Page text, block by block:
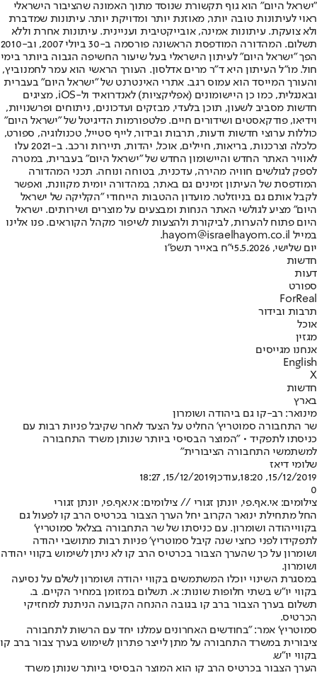
"ישראל היום" הוא גוף תקשורת שנוסד מתוך האמונה שהציבור הישראלי
ראוי לעיתונות טובה יותר, מאוזנת יותר ומדויקת יותר. עיתונות שמדברת
ולא צועקת. עיתונות אמינה, אובייקטיבית ועניינית. עיתונות אחרת וללא
תשלום. המהדורה המודפסת הראשונה פורסמה ב-30 ביולי 2007, וב-2010
הפך "ישראל היום" לעיתון הישראלי בעל שיעור החשיפה הגבוה ביותר בימי
חול. מו"ל העיתון היא ד"ר מרים אדלסון. העורך הראשי הוא עמר לחמנוביץ,
והעורך המייסד הוא עמוס רגב. אתרי האינטרנט של "ישראל היום" בעברית
ובאנגלית, כמו כן היישומונים (אפליקציות) לאנדרואיד ול-iOS, מציגים
חדשות מסביב לשעון, תוכן בלעדי, מבזקים ועדכונים, ניתוחים ופרשנויות,
וידיאו, פודקאסטים ושידורים חיים. פלטפורמות הדיגיטל של "ישראל היום"
כוללות ערוצי חדשות ודעות, תרבות ובידור, לייף סטייל, טכנולוגיה, ספורט,
כלכלה וצרכנות, בריאות, חיילים, אוכל, יהדות, תיירות ורכב. ב-2021 עלו
לאוויר האתר החדש והיישומון החדש של "ישראל היום" בעברית, במטרה
לספק לגולשים חוויה מהירה, עדכנית, בטוחה ונוחה. תכני המהדורה
המודפסת של העיתון זמינים גם באתר, במהדורה יומית מקוונת, ואפשר
לקבל אותם גם בניוזלטר. מועדון ההטבות הייחודי "הקליקה של ישראל
היום" מציע לגולשי האתר הנחות ומבצעים על מוצרים ושירותים. ישראל
היום פתוח להערות, לביקורת ולהצעות לשיפור מקהל הקוראים. פנו אלינו
במייל hayom@israelhayom.co.il.
יום שלישי, 5.5.2026
י"ח באייר תשפ"ו
חדשות
דעות
ספורט
ForReal
תרבות ובידור
אוכל
מגזין
אנחנו מגייסים
English
X
חדשות
בארץ
מינואר: רב-קו גם ביהודה ושומרון
שר התחבורה סמוטריץ' החליט על הצעד לאחר שקיבל פניות רבות עם
כניסתו לתפקיד • "המוצר הבסיסי ביותר שנותן משרד התחבורה
למשתמשי התחבורה הציבורית"
שלומי דיאז
15/12/2019, 18:20
,עודכן15/12/2019, 18:27
0
צילומים: אי.אף.פי, יונתן זגורי // צילומים: אי.אף.פי, יונתן זגורי
החל מתחילת ינואר הקרוב יחל הערך הצבור בכרטיס הרב קו לפעול גם
בקווייהודה ושומרון. עם כניסתו של שר התחבורה בצלאל סמוטריץ'
לתפקידו לפני כחצי שנה קיבל סמוטריץ' פניות רבות מתושבי יהודה
ושומרון על כך שהערך הצבור בכרטיס הרב קו לא ניתן לשימוש בקווי יהודה
ושומרון.
במסגרת השינוי יוכלו המשתמשים בקווי יהודה ושומרון לשלם על נסיעה
בקווי יו"ש בשתי חלופות שונות: א. תשלום במזומן במחיר הקיים. ב.
תשלום בערך הצבור ברב קו בגובה ההנחה הקבועה הניתנת למחזיקי
הכרטיס.
סמוטריץ' אמר: "בחודשים האחרונים עמלנו יחד עם הרשות לתחבורה
ציבורית במשרד התחבורה על מתן לייצר פתרון לשימוש בערך צבור ברב קו
בקווי יו"ש.
הערך הצבור בכרטיס הרב קו הוא המוצר הבסיסי ביותר שנותן משרד